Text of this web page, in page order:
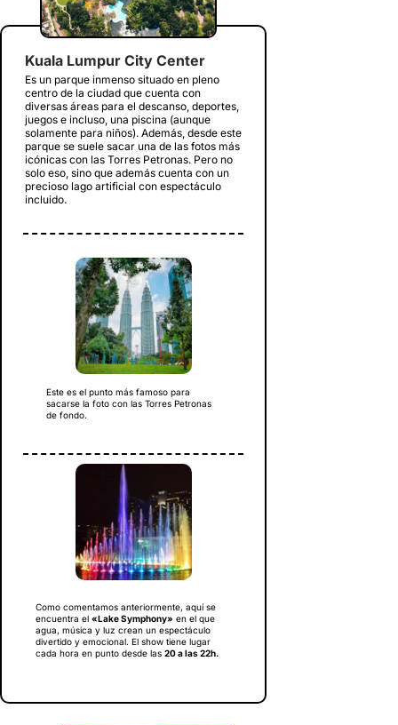
Kuala Lumpur City Center
Es un parque inmenso situado en pleno
centro de la ciudad que cuenta con
diversas áreas para el descanso, deportes,
juegos e incluso, una piscina (aunque
solamente para niños). Además, desde este
parque se suele sacar una de las fotos más
icónicas con las Torres Petronas. Pero no
solo eso, sino que además cuenta con un
precioso lago artificial con espectáculo
incluido.
Este es el punto más famoso para
sacarse la foto con las Torres Petronas
de fondo.
Como comentamos anteriormente, aquí se
encuentra el «Lake Symphony» en el que
agua, música y luz crean un espectáculo
divertido y emocional. El show tiene lugar
cada hora en punto desde las 20 a las 22h.